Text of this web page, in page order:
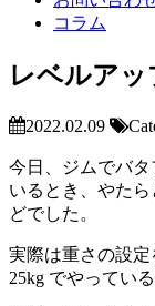
コラム
レベルアッ
2022.02.09
今日、ジムでバ
いるとき、やた
どでした。
実際は重さの設
25kg でやってい